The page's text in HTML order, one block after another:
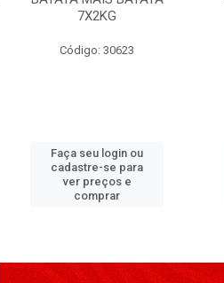
7X2KG
Código: 30623
Faça seu login ou
cadastre-se para
ver preços e
comprar